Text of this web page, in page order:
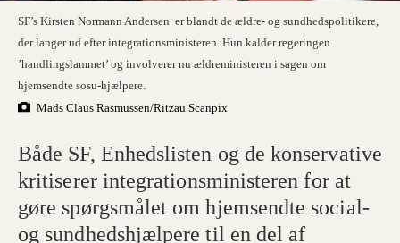
SF’s Kirsten Normann Andersen er blandt de ældre- og sundhedspolitikere,
der langer ud efter integrationsministeren. Hun kalder regeringen
’handlingslammet’ og involverer nu ældreministeren i sagen om
hjemsendte sosu-hjælpere.
Mads Claus Rasmussen/Ritzau Scanpix
Både SF, Enhedslisten og de konservative
kritiserer integrationsministeren for at
gøre spørgsmålet om hjemsendte social-
og sundhedshjælpere til en del af